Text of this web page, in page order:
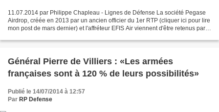
11.07.2014 par Philippe Chapleau - Lignes de Défense La société Pegase
Airdrop, créée en 2013 par un ancien officier du 1er RTP (cliquer ici pour lire
mon post de mars dernier) et l'affréteur EFIS Air viennent d'être retenus par
Général Pierre de Villiers : «Les armées
françaises sont à 120 % de leurs possibilités»
Publié le 14/07/2014 à 12:57
Par RP Defense